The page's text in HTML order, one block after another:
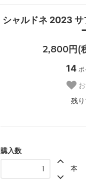
シャルドネ 2023
2,800円(
14 ポ
残
購入数
本